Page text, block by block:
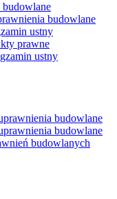
budowlane
ustny
prawne
ustny
budowlane
budowlane
budowlanych